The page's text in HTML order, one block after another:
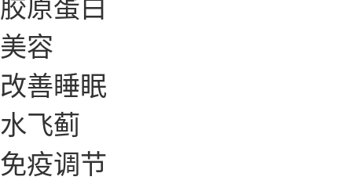
美容
改善睡眠
水飞蓟
免疫调节